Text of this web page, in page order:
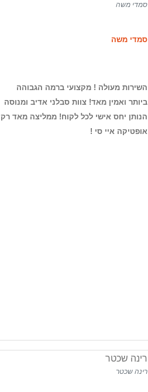
סמדי משה
סמדי משה
השירות מעולה ! מקצועי ברמה הגבוהה
ביותר ואמין מאד! צוות סבלני אדיב ומנוסה
הנותן יחס אישי לכל לקוח! ממליצה מאד רק
אופטיקה איי סי !
רינה שכטר
רינה שכטר